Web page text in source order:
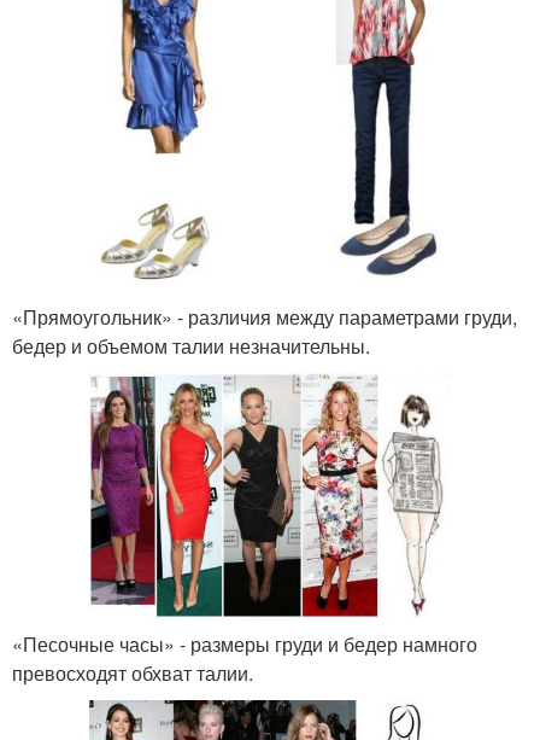
«Прямоугольник» - различия между параметрами груди,
бедер и объемом талии незначительны.
«Песочные часы» - размеры груди и бедер намного
превосходят обхват талии.